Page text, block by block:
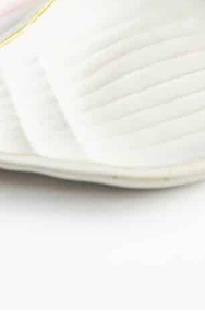
נקודות CLUB-RUZI ברכישת מוצר זה!